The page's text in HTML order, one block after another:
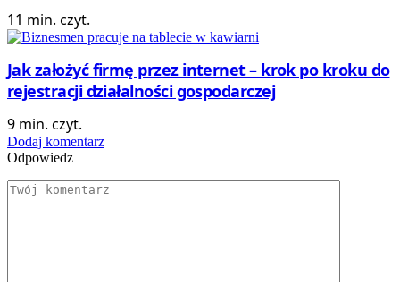
11 min. czyt.
Jak założyć firmę przez internet – krok po kroku do
rejestracji działalności gospodarczej
9 min. czyt.
Dodaj komentarz
Odpowiedz